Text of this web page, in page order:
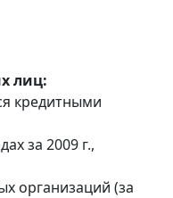
лиц:
кредитными
за 2009 г.,
организаций (за